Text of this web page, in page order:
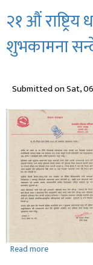
२०८१/०८२
को
सेवा
लागि
सञ्चित
कोषबाट
व्यय
हुने
रकम
विनियोजन
गर्ने
र
रकम
खर्च
२१ ‍‍औं
शुभकामना
Submitted on Sat,
Read moreabout